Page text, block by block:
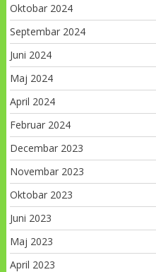
Oktobar 2024
Septembar 2024
Juni 2024
Maj 2024
April 2024
Februar 2024
Decembar 2023
Novembar 2023
Oktobar 2023
Juni 2023
Maj 2023
April 2023